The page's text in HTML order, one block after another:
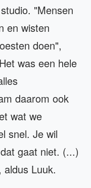
"Mensen
en wisten
doen",
was een hele
daarom ook
wat we
snel. Je wil
gaat niet. (...)
aldus Luuk.